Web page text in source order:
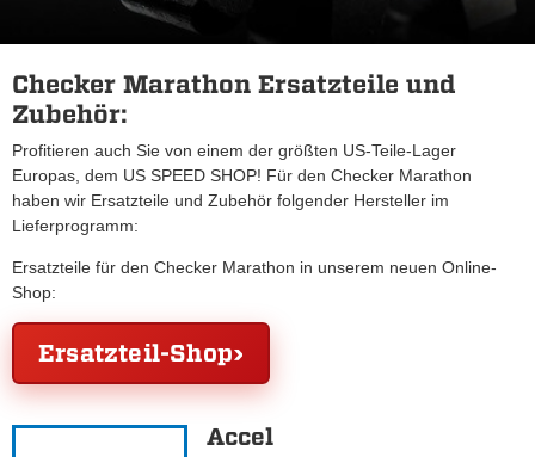
Checker Marathon Ersatzteile und
Zubehör:
Profitieren auch Sie von einem der größten US-Teile-Lager
Europas, dem US SPEED SHOP! Für den Checker Marathon
haben wir Ersatzteile und Zubehör folgender Hersteller im
Lieferprogramm:
Ersatzteile für den Checker Marathon in unserem neuen Online-
Shop:
Ersatzteil-Shop
Accel